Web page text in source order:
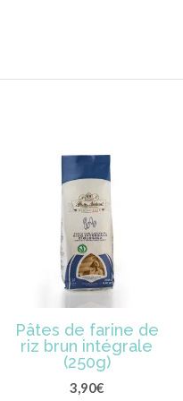
Pâtes de farine de
riz brun intégrale
(250g)
3,90€